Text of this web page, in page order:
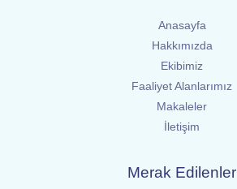
Anasayfa
Hakkımızda
Ekibimiz
Faaliyet Alanlarımız
Makaleler
İletişim
Merak Edilenler